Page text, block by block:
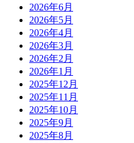
2026年6月
2026年5月
2026年4月
2026年3月
2026年2月
2026年1月
2025年12月
2025年11月
2025年10月
2025年9月
2025年8月